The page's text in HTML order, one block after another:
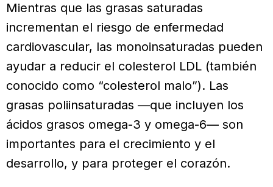
Mientras que las grasas saturadas
incrementan el riesgo de enfermedad
cardiovascular, las monoinsaturadas pueden
ayudar a reducir el colesterol LDL (también
conocido como “coles­terol malo”). Las
grasas poliinsaturadas —que incluyen los
ácidos grasos ome­ga-3 y omega-6— son
importantes para el crecimiento y el
desarrollo, y para proteger el corazón.